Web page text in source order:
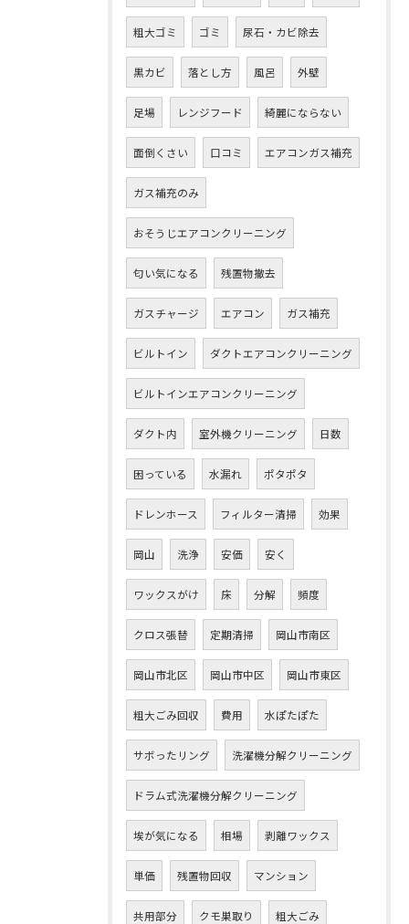
粗大ゴミ ゴミ 尿石・カビ除去
黒カビ 落とし方 風呂 外壁
足場 レンジフード 綺麗にならない
面倒くさい 口コミ エアコンガス補充
ガス補充のみ
おそうじエアコンクリーニング
匂い気になる 残置物撤去
ガスチャージ エアコン ガス補充
ビルトイン ダクトエアコンクリーニング
ビルトインエアコンクリーニング
ダクト内 室外機クリーニング 日数
困っている 水漏れ ポタポタ
ドレンホース フィルター清掃 効果
岡山 洗浄 安価 安く
ワックスがけ 床 分解 頻度
クロス張替 定期清掃 岡山市南区
岡山市北区 岡山市中区 岡山市東区
粗大ごみ回収 費用 水ぽたぽた
サボったリング 洗濯機分解クリーニング
ドラム式洗濯機分解クリーニング
埃が気になる 相場 剥離ワックス
単価 残置物回収 マンション
共用部分 クモ巣取り 粗大ごみ